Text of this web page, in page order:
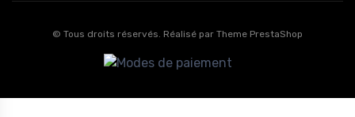
© Tous droits réservés. Réalisé par Theme PrestaShop